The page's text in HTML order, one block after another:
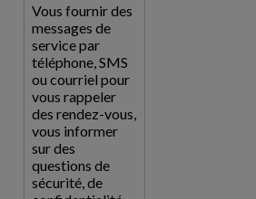
Vous fournir des
messages de
service par
téléphone, SMS
ou courriel pour
vous rappeler
des rendez-vous,
vous informer
sur des
questions de
sécurité, de